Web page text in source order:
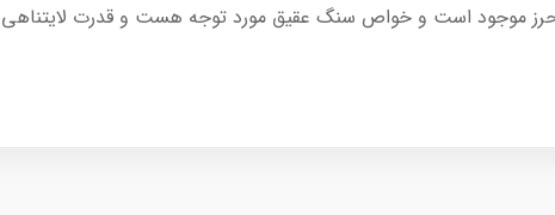
حرز موجود است و خواص سنگ عقیق مورد توجه هست و قدرت